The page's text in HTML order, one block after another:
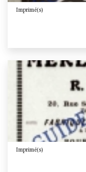
Imprimé(s)
Imprimé(s)